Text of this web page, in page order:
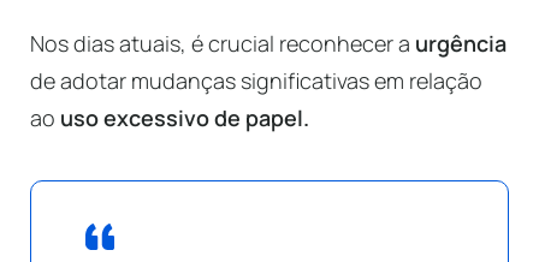
Nos dias atuais, é crucial reconhecer a urgência
de adotar mudanças significativas em relação
ao uso excessivo de papel.